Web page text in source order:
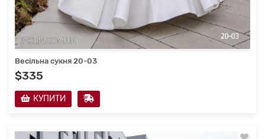
Весільна сукня 20-03
$335
КУПИТИ